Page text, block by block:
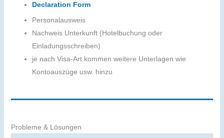
Declaration Form
Personalausweis
Nachweis Unterkunft (Hotelbuchung oder
Einladungsschreiben)
je nach Visa-Art kommen weitere Unterlagen wie
Kontoauszüge usw. hinzu
Probleme & Lösungen